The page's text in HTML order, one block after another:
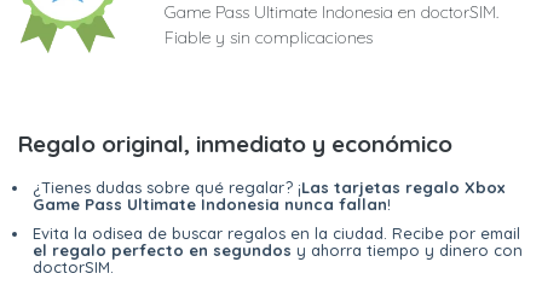
Game Pass Ultimate Indonesia en doctorSIM.
Fiable y sin complicaciones
Regalo original, inmediato y económico
¿Tienes dudas sobre qué regalar? ¡Las tarjetas regalo Xbox
Game Pass Ultimate Indonesia nunca fallan!
Evita la odisea de buscar regalos en la ciudad. Recibe por email
el regalo perfecto en segundos y ahorra tiempo y dinero con
doctorSIM.